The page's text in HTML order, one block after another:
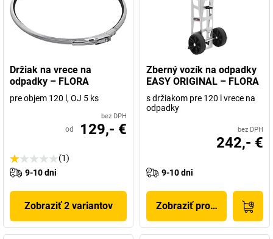
Držiak na vrece na
odpadky – FLORA
pre objem 120 l, OJ 5 ks
bez DPH
od 129,- €
(1)
9-10 dni
Zobraziť 2 variantov
Zberný vozík na odpadky
EASY ORIGINAL – FLORA
s držiakom pre 120 l vrece na
odpadky
bez DPH
242,- €
9-10 dni
Zobraziť produkt